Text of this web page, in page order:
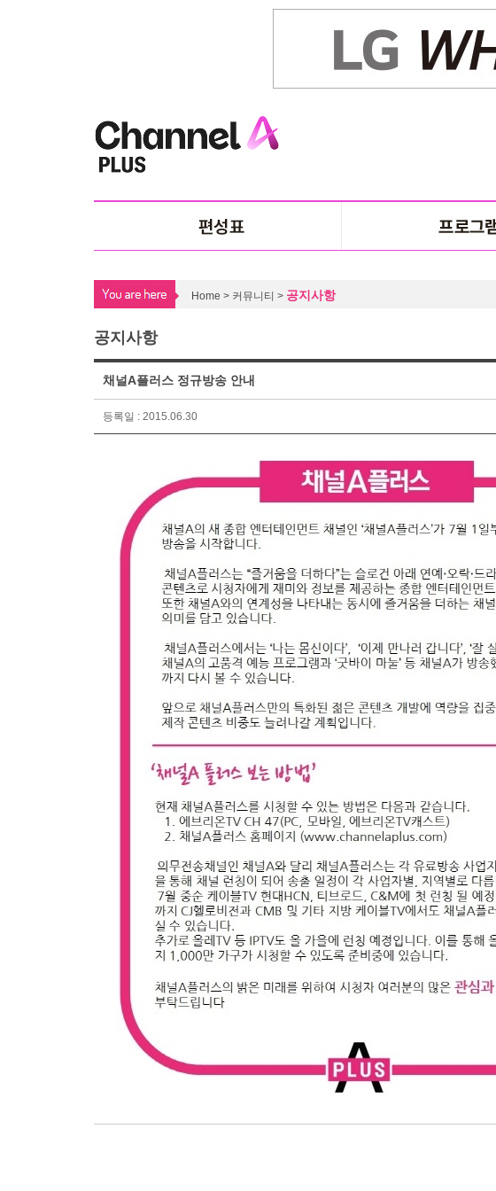
Home > 커뮤니티 > 공지사항
공지사항
채널A플러스 정규방송 안내
등록일 : 2015.06.30